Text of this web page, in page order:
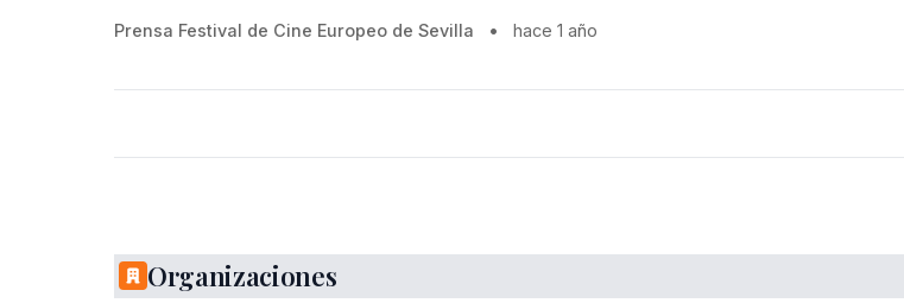
Prensa Festival de Cine Europeo de Sevilla • hace 1 año
Organizaciones